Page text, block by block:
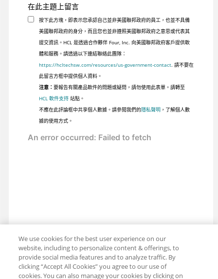
在此主題上留言
按下此方塊，即表示您承認自己並非美國聯邦政府的員工，也並不具備
美國聯邦政府的身分，而且您也並非遵照美國聯邦政府之意思或代表其
提交資訊。HCL 是透過合作夥伴 Four, Inc. 向美國聯邦政府客戶提供軟
體和服務。請透過以下連結聯絡此團隊：
https://hcltechsw.com/resources/us-government-contact. 請不要在
此留言方框中提供個人資料。
注意： 要報告有關產品軟件的問題或疑問，請勿使用此表單。請轉至
HCL 軟件支持站點。
不應在此評論框中共享個人數據。請參閱我們的隱私聲明 ，了解個人數
據的使用方式。
We use cookies for the best user experience on our
website, including to personalize content & offerings, to
provide social media features and to analyze traffic. By
clicking “Accept All Cookies” you agree to our use of
cookies. You can also manage your cookies by clicking on